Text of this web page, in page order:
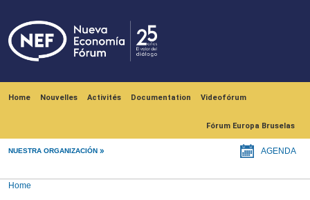
Home Nouvelles Activités Documentation Videofórum
Fórum Europa Bruselas
NUESTRA ORGANIZACIÓN AGENDA
Home